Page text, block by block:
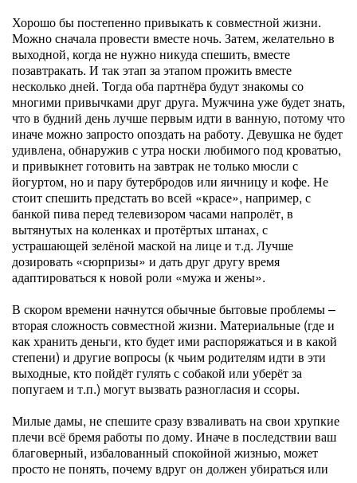
Хорошо бы постепенно привыкать к совместной жизни.
Можно сначала провести вместе ночь. Затем, желательно в
выходной, когда не нужно никуда спешить, вместе
позавтракать. И так этап за этапом прожить вместе
несколько дней. Тогда оба партнёра будут знакомы со
многими привычками друг друга. Мужчина уже будет знать,
что в будний день лучше первым идти в ванную, потому что
иначе можно запросто опоздать на работу. Девушка не будет
удивлена, обнаружив с утра носки любимого под кроватью,
и привыкнет готовить на завтрак не только мюсли с
йогуртом, но и пару бутербродов или яичницу и кофе. Не
стоит спешить предстать во всей «красе», например, с
банкой пива перед телевизором часами напролёт, в
вытянутых на коленках и протёртых штанах, с
устрашающей зелёной маской на лице и т.д. Лучше
дозировать «сюрпризы» и дать друг другу время
адаптироваться к новой роли «мужа и жены».
В скором времени начнутся обычные бытовые проблемы –
вторая сложность совместной жизни. Материальные (где и
как хранить деньги, кто будет ими распоряжаться и в какой
степени) и другие вопросы (к чьим родителям идти в эти
выходные, кто пойдёт гулять с собакой или уберёт за
попугаем и т.п.) могут вызвать разногласия и ссоры.
Милые дамы, не спешите сразу взваливать на свои хрупкие
плечи всё бремя работы по дому. Иначе в последствии ваш
благоверный, избалованный спокойной жизнью, может
просто не понять, почему вдруг он должен убираться или